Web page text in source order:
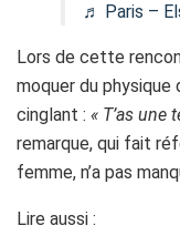
♬ Paris –
Lors de cette
moquer du physique
cinglant : « T’as une
remarque, qui fait
femme, n’a pas
Lire aussi :